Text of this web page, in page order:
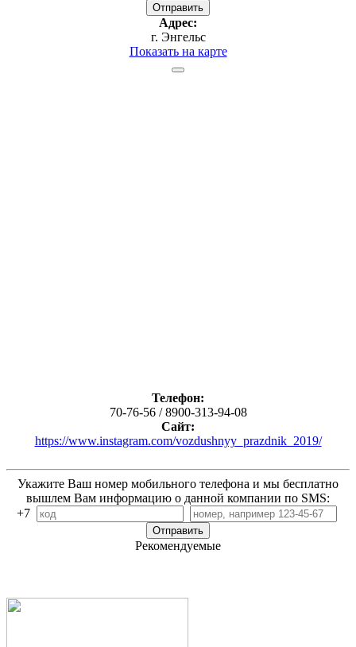
Адрес:
г. Энгельс
Показать на карте
Телефон:
70-76-56 / 8900-313-94-08
Сайт:
https://www.instagram.com/vozdushnyy_prazdnik_2019/
Укажите Ваш номер мобильного телефона и мы бесплатно
вышлем Вам информацию о данной компании по SMS:
+7
Рекомендуемые